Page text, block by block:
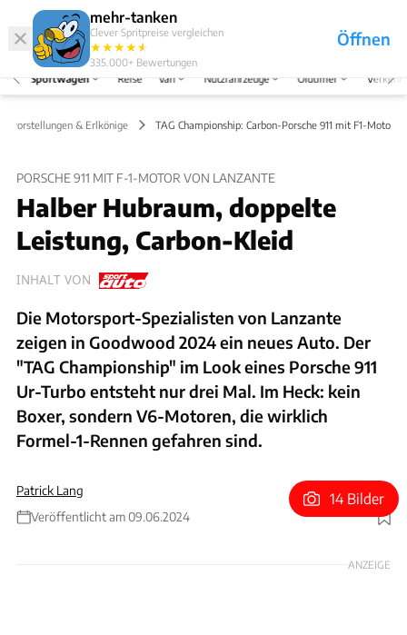
mehr-tanken
Clever Spritpreise vergleichen
★★★★★
★
335.000+ Bewertungen
Öffnen
Abo
Menü
Sportwagen Reise Van Nutzfahrzeuge Oldtimer Verkehr
& Erlkönige TAG Championship: Carbon-Porsche 911 mit F1-Motor
PORSCHE 911 MIT F-1-MOTOR VON LANZANTE
Halber Hubraum, doppelte
Leistung, Carbon-Kleid
INHALT VON
Die Motorsport-Spezialisten von Lanzante
zeigen in Goodwood 2024 ein neues Auto. Der
"TAG Championship" im Look eines Porsche 911
Ur-Turbo entsteht nur drei Mal. Im Heck: kein
Boxer, sondern V6-Motoren, die wirklich
Formel-1-Rennen gefahren sind.
Patrick Lang
Veröffentlicht am 09.06.2024
Foto: Lanzante / Patrick Lang
14 Bilder
ANZEIGE